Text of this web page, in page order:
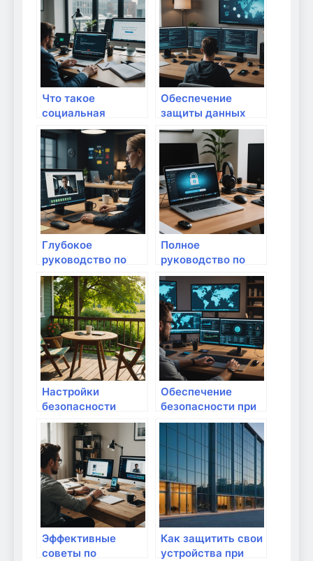
умных устройств:
пошаговое
руководство
и в пути
Что такое
социальная
инженерия и как
защититься от неё
дома:
практическое
руководство
Обеспечение
защиты данных
при использовании
домашних облаков:
полный гид для
надежной
безопасности
Глубокое
руководство по
обеспечению
безопасности при
использовании
VoIP и
видеозвонков
Полное
руководство по
безопасной
настройке
интернета для
удаленной работы:
защити свои
данные и
устройство
Настройки
безопасности
роутера: как
защитить свои
данные?
Обеспечение
безопасности при
использовании
облачных сервисов
в домашних
условиях: советы и
практики
Эффективные
советы по
Как защитить свои
устройства при